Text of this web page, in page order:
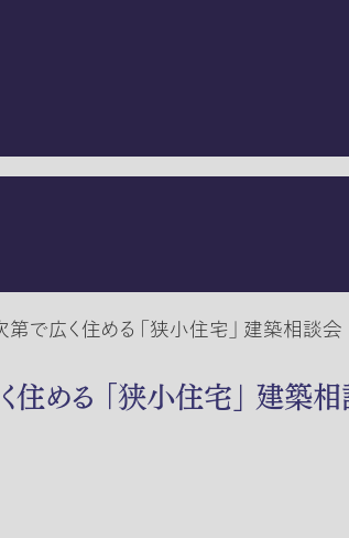
で広く住める 「狭小住宅」 建築相談会
める 「狭小住宅」 建築